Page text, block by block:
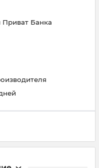
Приват Банка